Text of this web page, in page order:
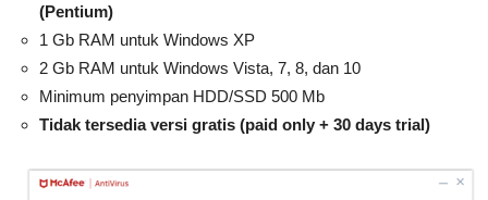
(Pentium)
1 Gb RAM untuk Windows XP
2 Gb RAM untuk Windows Vista, 7, 8, dan 10
Minimum penyimpan HDD/SSD 500 Mb
Tidak tersedia versi gratis (paid only + 30 days trial)